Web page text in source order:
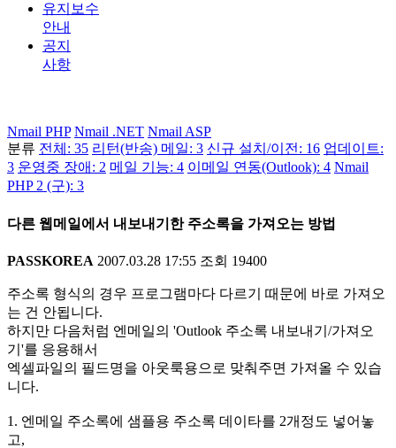
유지보수
안내
공지
사항
Nmail PHP Nmail .NET Nmail ASP
분류 전체: 35 리턴(반송) 메일: 3 신규 설치/이전: 16 업데이트:
3 운영중 장애: 2 메일 기능: 4 이메일 연동(Outlook): 4 Nmail
PHP 2 (구): 3
다른 웹메일에서 내보내기한 주소록을 가져오는 방법
PASSKOREA 2007.03.28 17:55 조회 19400
주소록 형식의 경우 프로그램마다 다르기 때문에 바로 가져오
는 건 안됩니다.
하지만 다음처럼 엔메일의 'Outlook 주소록 내보내기/가져오
기'를 응용해서
엑셀파일의 필드명을 아웃룩용으로 맞춰주면 가져올 수 있습
니다.
1. 엔메일 주소록에 샘플용 주소록 데이타를 2개정도 넣어놓
고,